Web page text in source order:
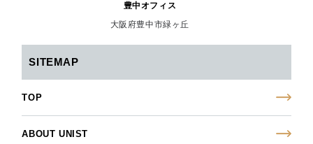
豊中オフィス
大阪府豊中市緑ヶ丘
SITEMAP
TOP
ABOUT UNIST